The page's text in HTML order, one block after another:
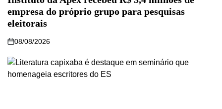
empresa do próprio grupo para pesquisas
eleitorais
08/08/2026